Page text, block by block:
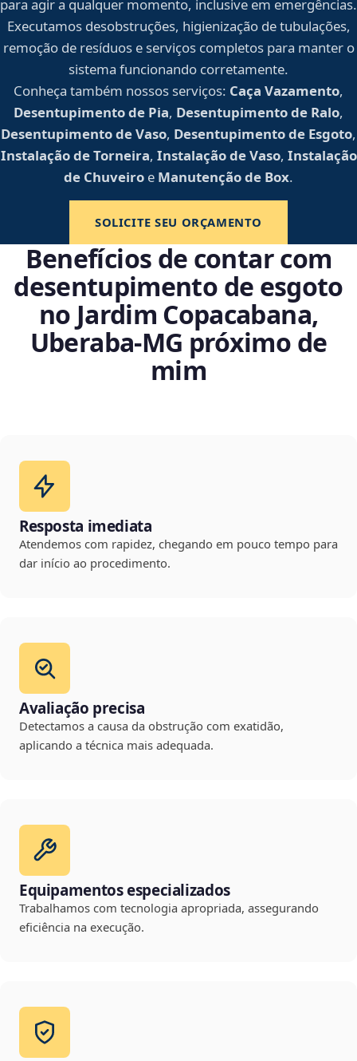
para agir a qualquer momento, inclusive em emergências.
Executamos desobstruções, higienização de tubulações,
remoção de resíduos e serviços completos para manter o
sistema funcionando corretamente.
Conheça também nossos serviços: Caça Vazamento,
Desentupimento de Pia, Desentupimento de Ralo,
Desentupimento de Vaso, Desentupimento de Esgoto,
Instalação de Torneira, Instalação de Vaso, Instalação
de Chuveiro e Manutenção de Box.
SOLICITE SEU ORÇAMENTO
Benefícios de contar com
desentupimento de esgoto
no Jardim Copacabana,
Uberaba‑MG próximo de
mim
Resposta imediata
Atendemos com rapidez, chegando em pouco tempo para
dar início ao procedimento.
Avaliação precisa
Detectamos a causa da obstrução com exatidão,
aplicando a técnica mais adequada.
Equipamentos especializados
Trabalhamos com tecnologia apropriada, assegurando
eficiência na execução.